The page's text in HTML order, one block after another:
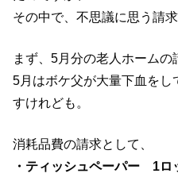
その中で、不思議に思う請
まず、5月分の老人ホームの
5月はボケ父が大量下血を
すけれども。
消耗品費の請求として、
・ティッシュペーパー 1